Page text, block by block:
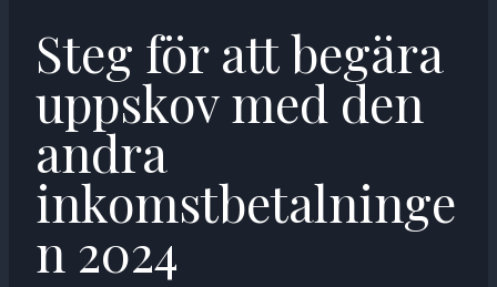
Steg för att begära
uppskov med den
andra
inkomstbetalninge
n 2024